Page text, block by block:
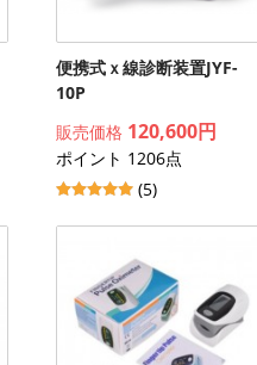
便携式ｘ線診断装置JYF-
10P
販売価格 120,600円
ポイント 1206点
(5)